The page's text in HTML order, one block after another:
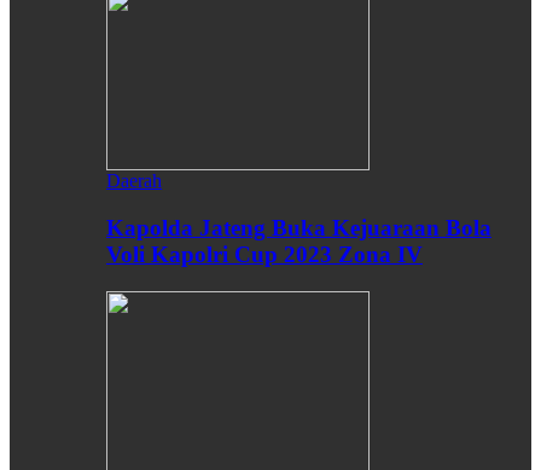
Daerah
Kapolda Jateng Buka Kejuaraan Bola
Voli Kapolri Cup 2023 Zona IV